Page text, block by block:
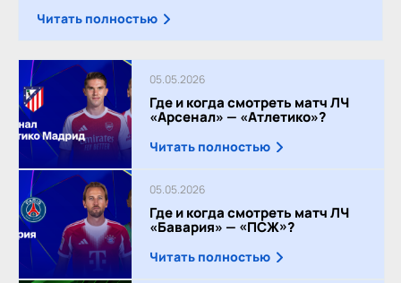
Читать полностью
05.05.2026
Где и когда смотреть матч ЛЧ
«Арсенал» — «Атлетико»?
Читать полностью
05.05.2026
Где и когда смотреть матч ЛЧ
«Бавария» — «ПСЖ»?
Читать полностью